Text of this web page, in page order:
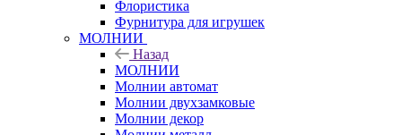
Флористика
Фурнитура для игрушек
МОЛНИИ
Назад
МОЛНИИ
Молнии автомат
Молнии двухзамковые
Молнии декор